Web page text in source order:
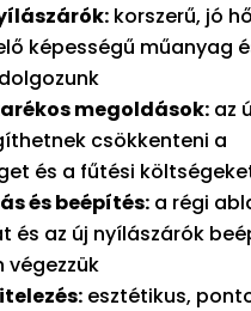
korszerű, jó
képességű műanyag
megoldások: az
csökkenteni a
és a fűtési
és beépítés: a régi
és az új nyílászárók
végezzük
esztétikus,